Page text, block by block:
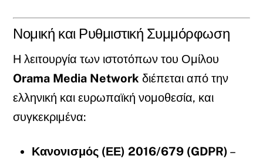
Νομική και Ρυθμιστική Συμμόρφωση
Η λειτουργία των ιστοτόπων του Ομίλου
Orama Media Network διέπεται από την
ελληνική και ευρωπαϊκή νομοθεσία, και
συγκεκριμένα:
Κανονισμός (ΕΕ) 2016/679 (GDPR) –